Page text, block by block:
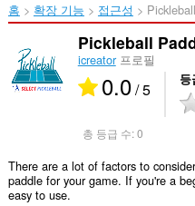
홈 확장 기능 접근성
Pickleball
icreator프로필
0.0/ 5 등
총 등급 수:0
There are a lot of factors to
paddle for your game. If you're a
easy to use.